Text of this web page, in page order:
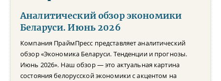
Аналитический обзор экономики
Беларуси. Июнь 2026
Компания ПраймПресс представляет аналитический
обзор «Экономика Беларуси. Тенденции и прогнозы.
Июнь 2026». Наш обзор — это актуальная картина
состояния белорусской экономики с акцентом на